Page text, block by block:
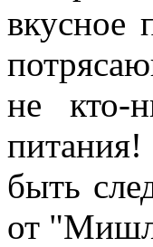
вкусное
не кто-
быть
от